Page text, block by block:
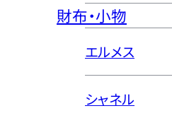
財布・小物
エルメス
シャネル